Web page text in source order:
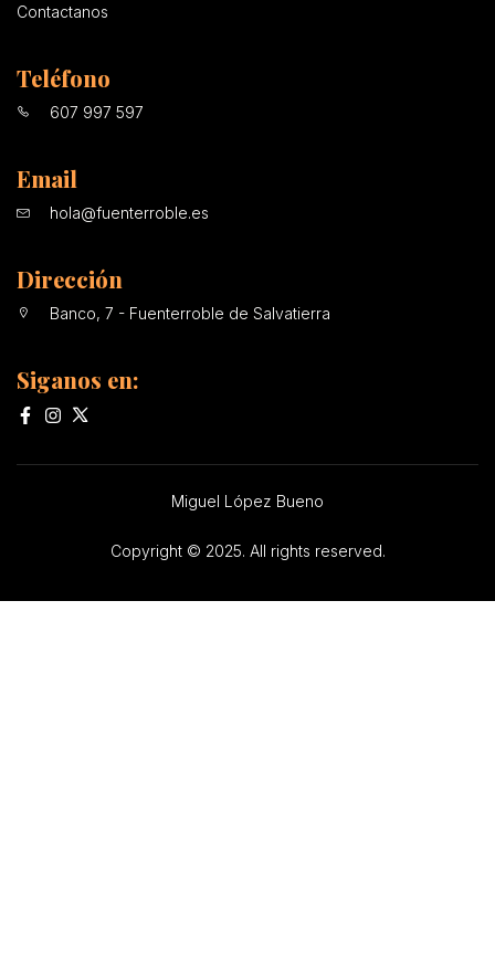
Contactanos
Teléfono
607 997 597
Email
hola@fuenterroble.es
Dirección
Banco, 7 - Fuenterroble de Salvatierra
Siganos en:
Miguel López Bueno
Copyright © 2025. All rights reserved.